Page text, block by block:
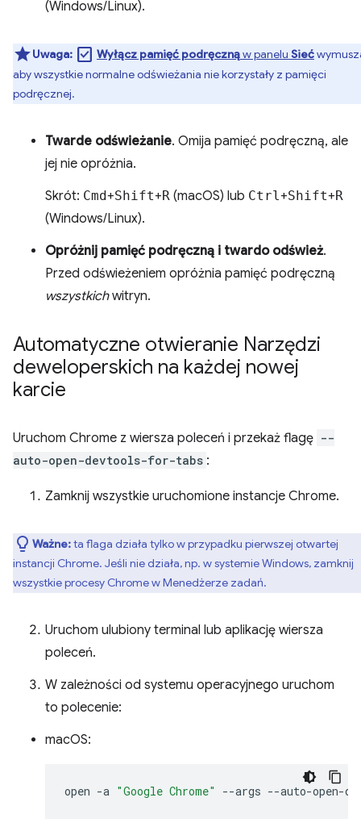
(Windows/Linux).
Uwaga: check_box Wyłącz pamięć podręcznąw panelu Sieć
aby wszystkie normalne odświeżania nie korzystały z pamięci
podręcznej.
Twarde odświeżanie. Omija pamięć podręczną, ale
jej nie opróżnia.
Skrót: Cmd+Shift+R (macOS) lub Ctrl+Shift+R
(Windows/Linux).
Opróżnij pamięć podręczną i twardo odśwież.
Przed odświeżeniem opróżnia pamięć podręczną
wszystkichwitryn.
Automatyczne otwieranie Narzędzi
deweloperskich na każdej nowej
karcie
Uruchom Chrome z wiersza poleceń i przekaż flagę --
auto-open-devtools-for-tabs :
Zamknij wszystkie uruchomione instancje Chrome.
Ważne:ta flaga działa tylko w przypadku pierwszej otwartej
instancji Chrome. Jeśli nie działa, np. w systemie Windows, zamknij
wszystkie procesy Chrome w Menedżerze zadań.
Uruchom ulubiony terminal lub aplikację wiersza
poleceń.
W zależności od systemu operacyjnego uruchom
to polecenie:
macOS:
open -a "Google Chrome" --args